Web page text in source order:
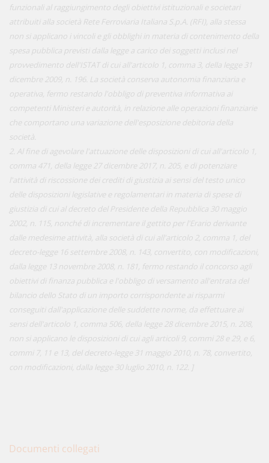
funzionali al raggiungimento degli obiettivi istituzionali e societari
attribuiti alla società Rete Ferroviaria Italiana S.p.A. (RFI), alla stessa
non si applicano i vincoli e gli obblighi in materia di contenimento della
spesa pubblica previsti dalla legge a carico dei soggetti inclusi nel
provvedimento dell'ISTAT di cui all'articolo 1, comma 3, della legge 31
dicembre 2009, n. 196. La società conserva autonomia finanziaria e
operativa, fermo restando l'obbligo di preventiva informativa ai
competenti Ministeri e autorità, in relazione alle operazioni finanziarie
che comportano una variazione dell'esposizione debitoria della
società.
2. Al fine di agevolare l'attuazione delle disposizioni di cui all'articolo 1,
comma 471, della legge 27 dicembre 2017, n. 205, e di potenziare
l'attività di riscossione dei crediti di giustizia ai sensi del testo unico
delle disposizioni legislative e regolamentari in materia di spese di
giustizia di cui al decreto del Presidente della Repubblica 30 maggio
2002, n. 115, nonché di incrementare il gettito per l'Erario derivante
dalle medesime attività, alla società di cui all'articolo 2, comma 1, del
decreto-legge 16 settembre 2008, n. 143, convertito, con modificazioni,
dalla legge 13 novembre 2008, n. 181, fermo restando il concorso agli
obiettivi di finanza pubblica e l'obbligo di versamento all'entrata del
bilancio dello Stato di un importo corrispondente ai risparmi
conseguiti dall'applicazione delle suddette norme, da effettuare ai
sensi dell'articolo 1, comma 506, della legge 28 dicembre 2015, n. 208,
non si applicano le disposizioni di cui agli articoli 9, commi 28 e 29, e 6,
commi 7, 11 e 13, del decreto-legge 31 maggio 2010, n. 78, convertito,
con modificazioni, dalla legge 30 luglio 2010, n. 122. ]
Documenti collegati